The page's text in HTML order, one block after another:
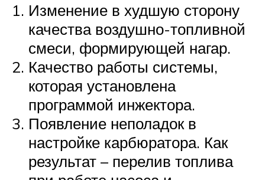
Изменение в худшую сторону
качества воздушно-топливной
смеси, формирующей нагар.
Качество работы системы,
которая установлена
программой инжектора.
Появление неполадок в
настройке карбюратора. Как
результат – перелив топлива